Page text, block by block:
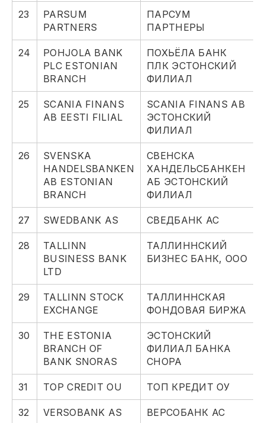
23
PARSUM
PARTNERS
ПАРСУМ
ПАРТНЕРЫ
24
POHJOLA BANK
PLC ESTONIAN
BRANCH
ПОХЬЁЛА БАНК
ПЛК ЭСТОНСКИЙ
ФИЛИАЛ
25
SCANIA FINANS
AB EESTI FILIAL
SCANIA FINANS AB
ЭСТОНСКИЙ
ФИЛИАЛ
26
SVENSKA
HANDELSBANKEN
AB ESTONIAN
BRANCH
СВЕНСКА
ХАНДЕЛЬСБАНКЕН
АБ ЭСТОНСКИЙ
ФИЛИАЛ
27 SWEDBANK AS СВЕДБАНК АС
28
TALLINN
BUSINESS BANK
LTD
ТАЛЛИННСКИЙ
БИЗНЕС БАНК, ООО
29
TALLINN STOCK
EXCHANGE
ТАЛЛИННСКАЯ
ФОНДОВАЯ БИРЖА
30
THE ESTONIA
BRANCH OF
BANK SNORAS
ЭСТОНСКИЙ
ФИЛИАЛ БАНКА
СНОРА
31 TOP CREDIT OU ТОП КРЕДИТ ОУ
32 VERSOBANK AS ВЕРСОБАНК АС